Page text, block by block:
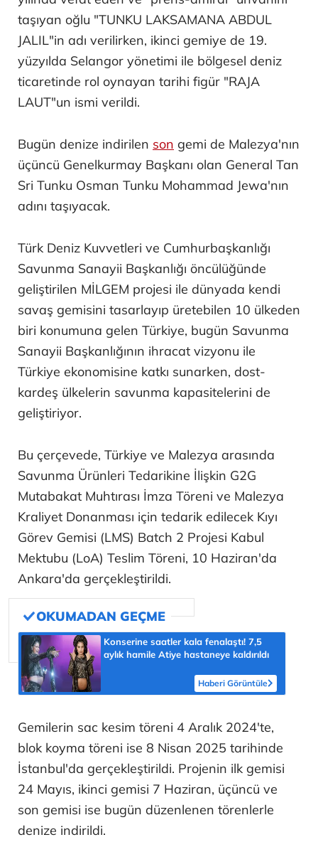
taşıyan oğlu "TUNKU LAKSAMANA ABDUL
JALIL"in adı verilirken, ikinci gemiye de 19.
yüzyılda Selangor yönetimi ile bölgesel deniz
ticaretinde rol oynayan tarihi figür "RAJA
LAUT"un ismi verildi.
Bugün denize indirilen son gemi de Malezya'nın
üçüncü Genelkurmay Başkanı olan General Tan
Sri Tunku Osman Tunku Mohammad Jewa'nın
adını taşıyacak.
Türk Deniz Kuvvetleri ve Cumhurbaşkanlığı
Savunma Sanayii Başkanlığı öncülüğünde
geliştirilen MİLGEM projesi ile dünyada kendi
savaş gemisini tasarlayıp üretebilen 10 ülkeden
biri konumuna gelen Türkiye, bugün Savunma
Sanayii Başkanlığının ihracat vizyonu ile
Türkiye ekonomisine katkı sunarken, dost-
kardeş ülkelerin savunma kapasitelerini de
geliştiriyor.
Bu çerçevede, Türkiye ve Malezya arasında
Savunma Ürünleri Tedarikine İlişkin G2G
Mutabakat Muhtırası İmza Töreni ve Malezya
Kraliyet Donanması için tedarik edilecek Kıyı
Görev Gemisi (LMS) Batch 2 Projesi Kabul
Mektubu (LoA) Teslim Töreni, 10 Haziran'da
Ankara'da gerçekleştirildi.
Konserine saatler kala fenalaştı! 7,5
aylık hamile Atiye hastaneye kaldırıldı
Haberi Görüntüle
Gemilerin sac kesim töreni 4 Aralık 2024'te,
blok koyma töreni ise 8 Nisan 2025 tarihinde
İstanbul'da gerçekleştirildi. Projenin ilk gemisi
24 Mayıs, ikinci gemisi 7 Haziran, üçüncü ve
son gemisi ise bugün düzenlenen törenlerle
denize indirildi.